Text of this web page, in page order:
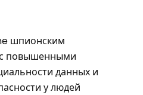
шпионским
повышенными
данных и
у людей